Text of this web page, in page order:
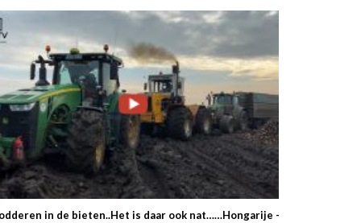
in de bieten..Het is daar ook nat……Hongarije – Suikerbieten